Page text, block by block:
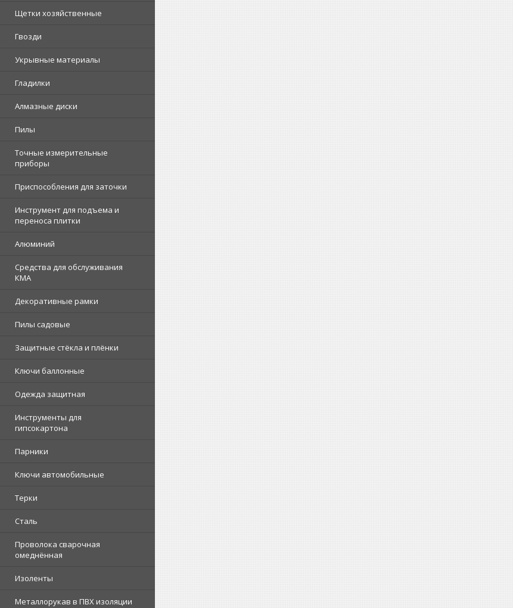
Щетки хозяйственные
Гвозди
Укрывные материалы
Гладилки
Алмазные диски
Пилы
Точные измерительные
приборы
Приспособления для заточки
Инструмент для подъема и
переноса плитки
Алюминий
Средства для обслуживания
КМА
Декоративные рамки
Пилы садовые
Защитные стёкла и плёнки
Ключи баллонные
Одежда защитная
Инструменты для
гипсокартона
Парники
Ключи автомобильные
Терки
Сталь
Проволока сварочная
омеднённая
Изоленты
Металлорукав в ПВХ изоляции